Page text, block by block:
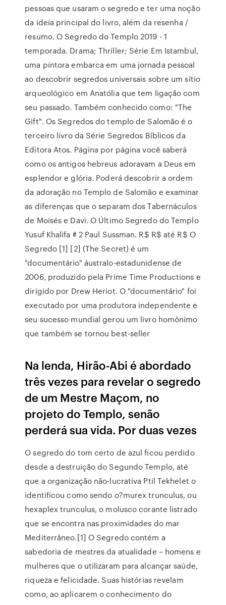
pessoas que usaram o segredo e ter uma noção
da ideia principal do livro, além da resenha /
resumo. O Segredo do Templo 2019 - 1
temporada. Drama; Thriller; Série Em Istambul,
uma pintora embarca em uma jornada pessoal
ao descobrir segredos universais sobre um sítio
arqueológico em Anatólia que tem ligação com
seu passado. Também conhecido como: "The
Gift". Os Segredos do templo de Salomão é o
terceiro livro da Série Segredos Bíblicos da
Editora Atos. Página por página você saberá
como os antigos hebreus adoravam a Deus em
esplendor e glória. Poderá descobrir a ordem
da adoração no Templo de Salomão e examinar
as diferenças que o separam dos Tabernáculos
de Moisés e Davi. O Último Segredo do Templo
Yusuf Khalifa # 2 Paul Sussman. R$ R$ até R$ O
Segredo [1] [2] (The Secret) é um
"documentário" áustralo-estadunidense de
2006, produzido pela Prime Time Productions e
dirigido por Drew Heriot. O "documentário" foi
executado por uma produtora independente e
seu sucesso mundial gerou um livro homônimo
que também se tornou best-seller
Na lenda, Hirão-Abi é abordado
três vezes para revelar o segredo
de um Mestre Maçom, no
projeto do Templo, senão
perderá sua vida. Por duas vezes
O segredo do tom certo de azul ficou perdido
desde a destruição do Segundo Templo, até
que a organização não-lucrativa Ptil Tekhelet o
identificou como sendo o?murex trunculus, ou
hexaplex trunculus, o molusco corante listrado
que se encontra nas proximidades do mar
Mediterrâneo.[1] O Segredo contém a
sabedoria de mestres da atualidade – homens e
mulheres que o utilizaram para alcançar saúde,
riqueza e felicidade. Suas histórias revelam
como, ao aplicarem o conhecimento do